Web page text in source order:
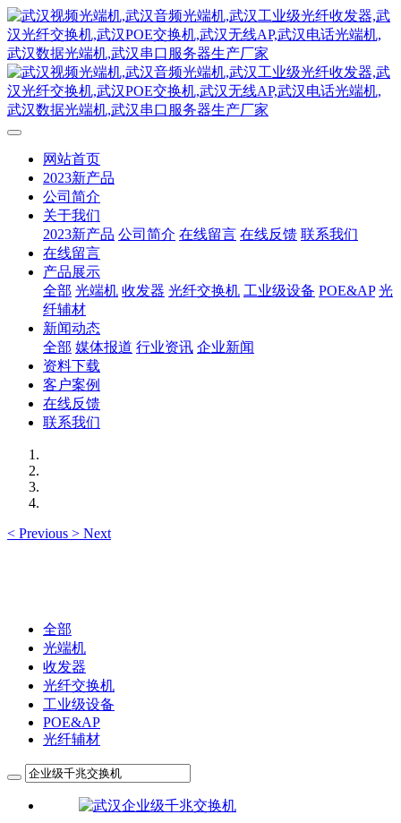
网站首页
2023新产品
公司简介
关于我们
2023新产品 公司简介 在线留言 在线反馈 联系我们
在线留言
产品展示
全部 光端机 收发器 光纤交换机 工业级设备 POE&AP 光
纤辅材
新闻动态
全部 媒体报道 行业资讯 企业新闻
资料下载
客户案例
在线反馈
联系我们
< Previous > Next
全部
光端机
收发器
光纤交换机
工业级设备
POE&AP
光纤辅材